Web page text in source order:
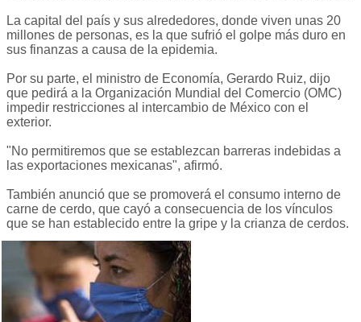
La capital del país y sus alrededores, donde viven unas 20
millones de personas, es la que sufrió el golpe más duro en
sus finanzas a causa de la epidemia.
Por su parte, el ministro de Economía, Gerardo Ruiz, dijo
que pedirá a la Organización Mundial del Comercio (OMC)
impedir restricciones al intercambio de México con el
exterior.
"No permitiremos que se establezcan barreras indebidas a
las exportaciones mexicanas", afirmó.
También anunció que se promoverá el consumo interno de
carne de cerdo, que cayó a consecuencia de los vínculos
que se han establecido entre la gripe y la crianza de cerdos.